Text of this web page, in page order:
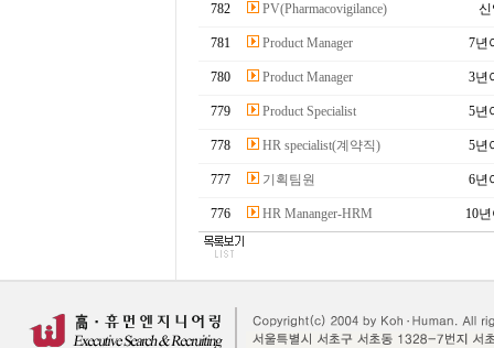
782 PV(Pharmacovigilance)
781 Product Manager 7년
780 Product Manager 3년
779 Product Specialist 5년
778 HR specialist(계약직) 5년
777 기획팀원 6년
776 HR Mananger-HRM 10